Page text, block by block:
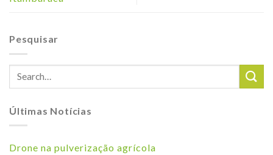
Pesquisar
Últimas Notícias
Drone na pulverização agrícola